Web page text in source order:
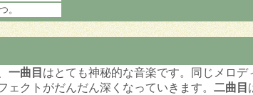
。
一曲目 はとても神秘的な音楽です。同じメロデ
ェクトがだんだん深くなっていきます。 二曲目